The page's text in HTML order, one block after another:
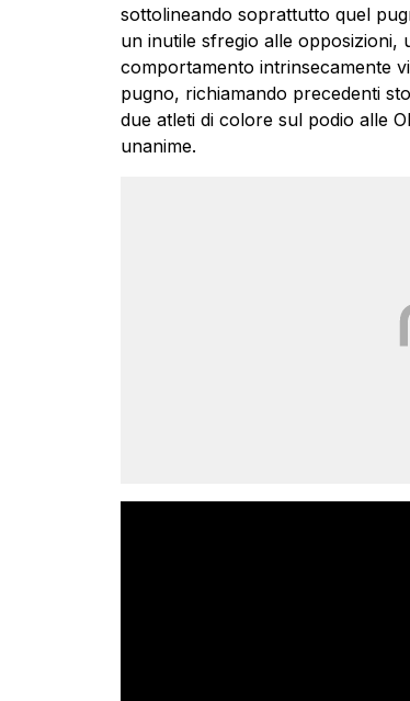
sottolineando soprattutto quel
un inutile sfregio alle opposizioni,
comportamento intrinsecamente
pugno, richiamando precedenti
due atleti di colore sul podio alle
unanime.